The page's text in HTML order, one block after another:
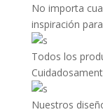
No importa
inspiración
Todos los
Nuestros